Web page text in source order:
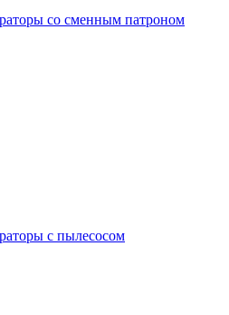
со сменным патроном
с пылесосом